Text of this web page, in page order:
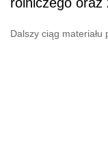
Dalszy ciąg materiału